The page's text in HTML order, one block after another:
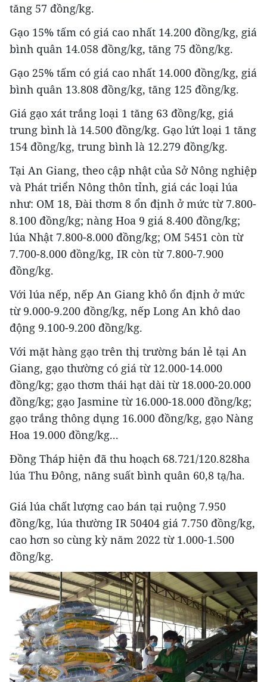
tăng 57 đồng/kg.
Gạo 15% tấm có giá cao nhất 14.200 đồng/kg, giá
bình quân 14.058 đồng/kg, tăng 75 đồng/kg.
Gạo 25% tấm có giá cao nhất 14.000 đồng/kg, giá
bình quân 13.808 đồng/kg, tăng 125 đồng/kg.
Giá gạo xát trắng loại 1 tăng 63 đồng/kg, giá
trung bình là 14.500 đồng/kg. Gạo lứt loại 1 tăng
154 đồng/kg, trung bình là 12.279 đồng/kg.
Tại An Giang, theo cập nhật của Sở Nông nghiệp
và Phát triển Nông thôn tỉnh, giá các loại lúa
như: OM 18, Đài thơm 8 ổn định ở mức từ 7.800-
8.100 đồng/kg; nàng Hoa 9 giá 8.400 đồng/kg;
lúa Nhật 7.800-8.000 đồng/kg; OM 5451 còn từ
7.700-8.000 đồng/kg, IR còn từ 7.800-7.900
đồng/kg.
Với lúa nếp, nếp An Giang khô ổn định ở mức
từ 9.000-9.200 đồng/kg, nếp Long An khô dao
động 9.100-9.200 đồng/kg.
Với mặt hàng gạo trên thị trường bán lẻ tại An
Giang, gạo thường có giá từ 12.000-14.000
đồng/kg; gạo thơm thái hạt dài từ 18.000-20.000
đồng/kg; gạo Jasmine từ 16.000-18.000 đồng/kg;
gạo trắng thông dụng 16.000 đồng/kg, gạo Nàng
Hoa 19.000 đồng/kg...
Đồng Tháp hiện đã thu hoạch 68.721/120.828ha
lúa Thu Đông, năng suất bình quân 60,8 tạ/ha.
Giá lúa chất lượng cao bán tại ruộng 7.950
đồng/kg, lúa thường IR 50404 giá 7.750 đồng/kg,
cao hơn so cùng kỳ năm 2022 từ 1.000-1.500
đồng/kg.